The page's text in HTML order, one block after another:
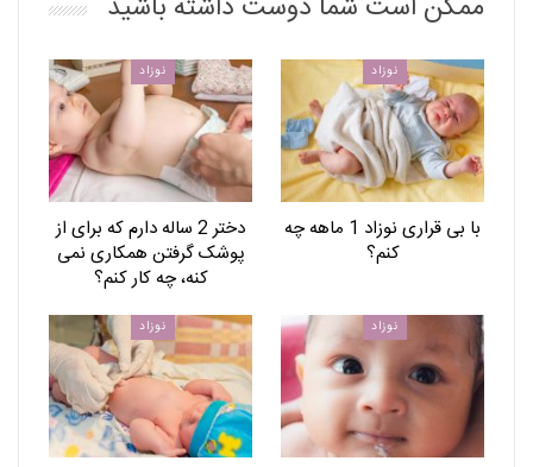
ممکن است شما دوست داشته باشید
نوزاد
با بی قراری نوزاد 1 ماهه چه
کنم؟
نوزاد
دختر 2 ساله دارم که برای از
پوشک گرفتن همکاری نمی
کنه، چه کار کنم؟
نوزاد نوزاد